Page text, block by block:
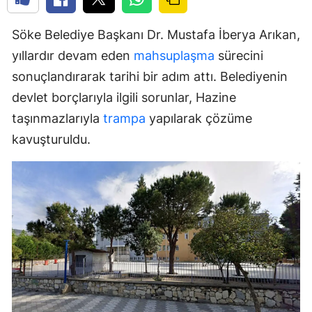
Söke Belediye Başkanı Dr. Mustafa İberya Arıkan,
yıllardır devam eden mahsuplaşma sürecini
sonuçlandırarak tarihi bir adım attı. Belediyenin
devlet borçlarıyla ilgili sorunlar, Hazine
taşınmazlarıyla trampa yapılarak çözüme
kavuşturuldu.